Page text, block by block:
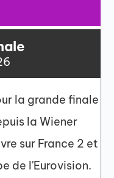
la grande finale
la Wiener
sur France 2 et
de l'Eurovision.